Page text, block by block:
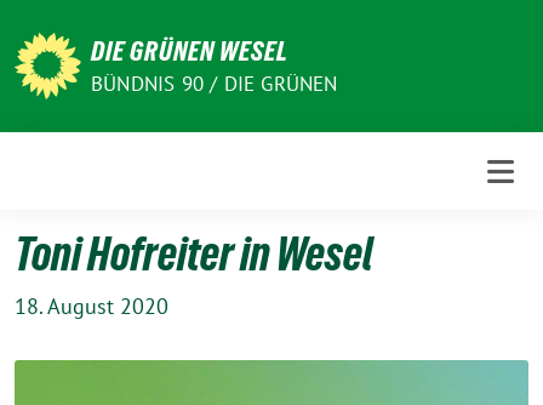
zum
Inhalt
DIE GRÜNEN WESEL
BÜNDNIS 90 / DIE GRÜNEN
Toni Hofreiter in Wesel
18. August 2020